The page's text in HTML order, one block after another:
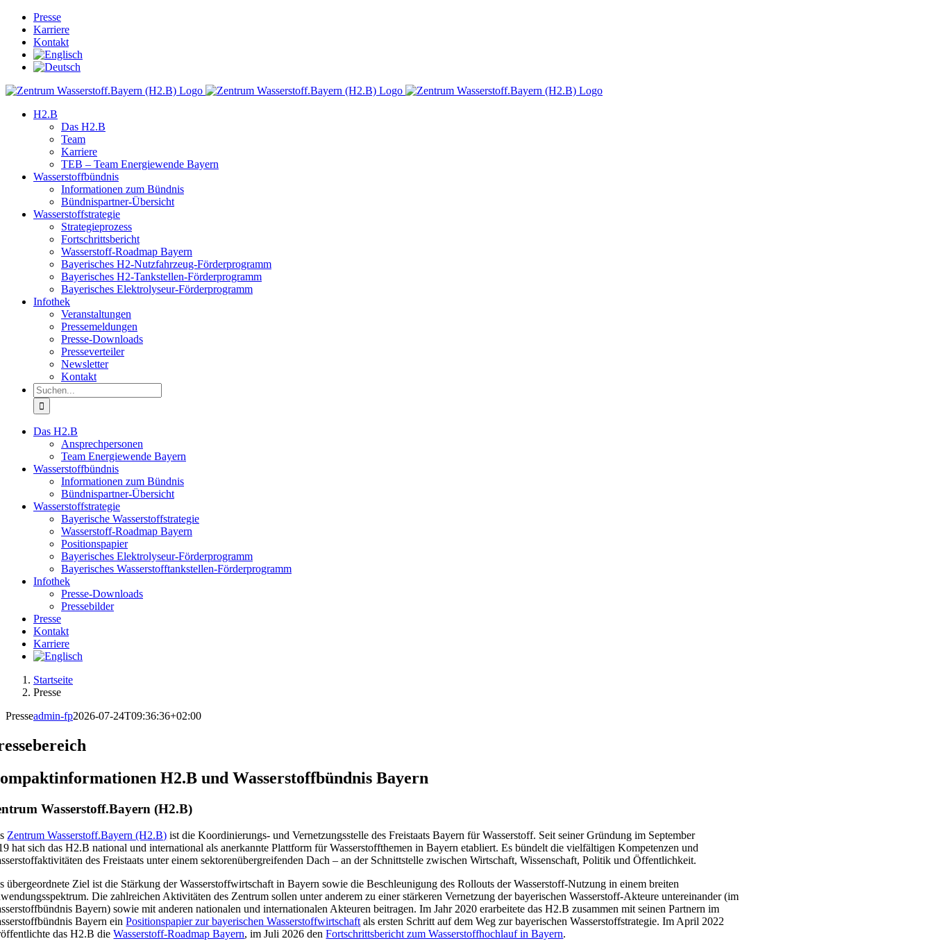
Skip
content
Presse
Karriere
Kontakt
H2.B
Das H2.B
Team
Karriere
TEB – Team Energiewende Bayern
Wasserstoffbündnis
Informationen zum Bündnis
Bündnispartner-Übersicht
Wasserstoffstrategie
Strategieprozess
Fortschrittsbericht
Wasserstoff-Roadmap Bayern
Bayerisches H2-Nutzfahrzeug-Förderprogramm
Bayerisches H2-Tankstellen-Förderprogramm
Bayerisches Elektrolyseur-Förderprogramm
Infothek
Veranstaltungen
Pressemeldungen
Presse-Downloads
Presseverteiler
Newsletter
Kontakt
Suche
nach:
Das H2.B
Ansprechpersonen
Team Energiewende Bayern
Wasserstoffbündnis
Informationen zum Bündnis
Bündnispartner-Übersicht
Wasserstoffstrategie
Bayerische Wasserstoffstrategie
Wasserstoff-Roadmap Bayern
Positionspapier
Bayerisches Elektrolyseur-Förderprogramm
Bayerisches Wasserstofftankstellen-Förderprogramm
Infothek
Presse-Downloads
Pressebilder
Presse
Kontakt
Karriere
Startseite
Presse
Presseadmin-fp2026-07-24T09:36:36+02:00
H2.B und Wasserstoffbündnis Bayern
Wasserstoff.Bayern (H2.B)
Zentrum Wasserstoff.Bayern (H2.B) ist die Koordinierungs- und Vernetzungsstelle des Freistaats Bayern für Wasserstoff. Seit seiner Gründung im September
hat sich das H2.B national und international als anerkannte Plattform für Wasserstoffthemen in Bayern etabliert. Es bündelt die vielfältigen Kompetenzen und
des Freistaats unter einem sektorenübergreifenden Dach – an der Schnittstelle zwischen Wirtschaft, Wissenschaft, Politik und Öffentlichkeit.
übergeordnete Ziel ist die Stärkung der Wasserstoffwirtschaft in Bayern sowie die Beschleunigung des Rollouts der Wasserstoff-Nutzung in einem breiten
Die zahlreichen Aktivitäten des Zentrum sollen unter anderem zu einer stärkeren Vernetzung der bayerischen Wasserstoff-Akteure untereinander (im
Bayern) sowie mit anderen nationalen und internationalen Akteuren beitragen. Im Jahr 2020 erarbeitete das H2.B zusammen mit seinen Partnern im
Bayern einPositionspapier zur bayerischen Wasserstoffwirtschaftals ersten Schritt auf dem Weg zur bayerischen Wasserstoffstrategie. Im April 2022
das H2.B dieWasserstoff-Roadmap Bayern, im Juli 2026 denFortschrittsbericht zum Wasserstoffhochlauf in Bayern.